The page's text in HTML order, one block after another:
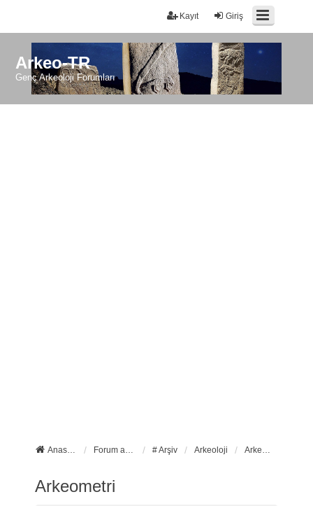
Giriş
Kayıt
Arkeo-TR
Genç Arkeoloji Forumları
Anasayfa Forum ana sayfa # Arşiv Arkeoloji Arkeometri
Arkeometri